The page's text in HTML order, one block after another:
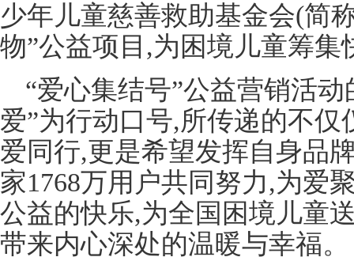
少年儿童慈善救助基金会(简
物”公益项目,为困境儿童筹集
“爱心集结号”公益营销活
爱”为行动口号,所传递的不
爱同行,更是希望发挥自身品
家1768万用户共同努力,为爱
公益的快乐,为全国困境儿童
带来内心深处的温暖与幸福。